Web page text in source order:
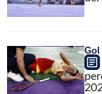
Gol